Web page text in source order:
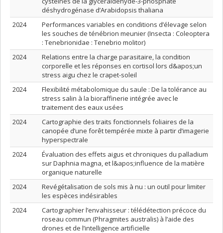
déshydrogénase d’Arabidopsis thaliana
2024
Performances variables en conditions d’élevage selon
les souches de ténébrion meunier (Insecta : Coleoptera
: Tenebrionidae : Tenebrio molitor)
2024
Relations entre la charge parasitaire, la condition
corporelle et les réponses en cortisol lors d&apos;un
stress aigu chez le crapet-soleil
2024
Flexibilité métabolomique du saule : De la tolérance au
stress salin à la bioraffinerie intégrée avec le
traitement des eaux usées
2024
Cartographie des traits fonctionnels foliaires de la
canopée d’une forêt tempérée mixte à partir d’imagerie
hyperspectrale
2024
Évaluation des effets aigus et chroniques du palladium
sur Daphnia magna, et l&apos;influence de la matière
organique naturelle
2024
Revégétalisation de sols mis à nu : un outil pour limiter
les espèces indésirables
2024
Cartographier l’envahisseur : télédétection précoce du
roseau commun (Phragmites australis) à l’aide des
drones et de l’intelligence artificielle